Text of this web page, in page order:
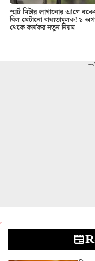
স্মার্ট মিটার লাগানোর আগে
বিল মেটানো বাধ্যতামূলক! ১
থেকে কার্যকর নতুন নিয়ম
---